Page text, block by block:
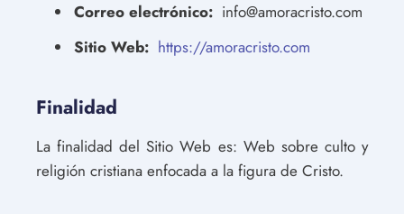
Correo electrónico: info@amoracristo.com
Sitio Web: https://amoracristo.com
Finalidad
La finalidad del Sitio Web es: Web sobre culto y
religión cristiana enfocada a la figura de Cristo.